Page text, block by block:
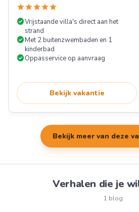
starstarstarstarstar
check_circleVrijstaande villa's direct aan het
strand
check_circleMet 2 buitenzwembaden en 1
kinderbad
check_circleOppasservice op aanvraag
Bekijk vakantie
Bekijk meer van deze
Verhalen die je
1 blog